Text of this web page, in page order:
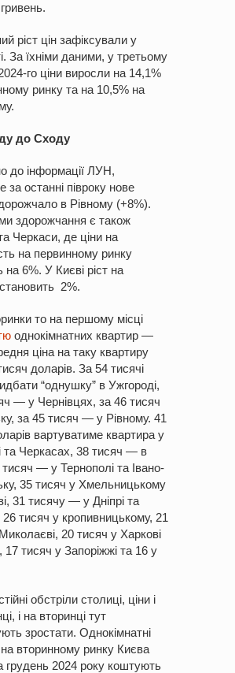
ріст цін зафіксували у
За їхніми даними, у третьому
го ціни виросли на 14,1%
ринку та на 10,5% на
до Сходу
до інформації ЛУН,
за останні півроку нове
в Рівному (+8%).
здорожчання є також
Черкаси, де ціни на
на первинному ринку
на 6%. У Києві ріст на
2%.
то на першому місці
однокімнатних квартир —
ціна на таку квартиру
доларів. За 54 тисячі
“однушку” в Ужгороді,
— у Чернівцях, за 46 тисяч
за 45 тисяч — у Рівному. 41
вартуватиме квартира у
та Черкасах, 38 тисяч — в
— у Тернополі та Івано-
35 тисяч у Хмельницькому
31 тисячу — у Дніпрі та
26 тисяч у кропивницькому, 21
20 тисяч у Харкові
тисяч у Запоріжжі та 16 у
обстріли столиці, ціни і
і на вторинці тут
зростати. Однокімнатні
вторинному ринку Києва
грудень 2024 року коштують